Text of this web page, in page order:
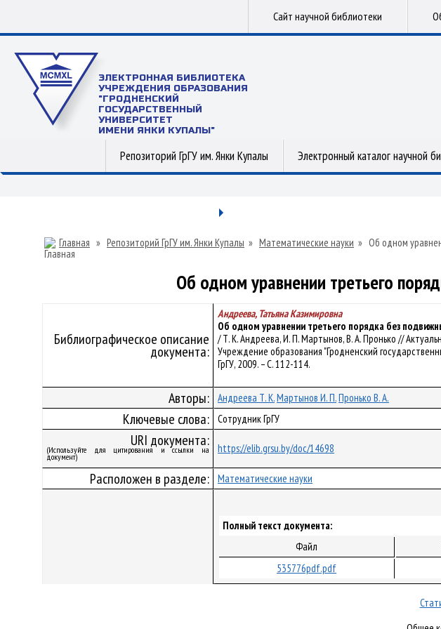
Сайт научной библиотеки
ЭЛЕКТРОННАЯ БИБЛИОТЕКА
УЧРЕЖДЕНИЯ ОБРАЗОВАНИЯ
"ГРОДНЕНСКИЙ
ГОСУДАРСТВЕННЫЙ
УНИВЕРСИТЕТ
ИМЕНИ ЯНКИ КУПАЛЫ"
Репозиторий ГрГУ им. Янки Купалы Электронный каталог научной
Главная » Репозиторий ГрГУ им. Янки Купалы » Математические науки » Об одном
Об одном уравнении третьего
Библиографическое описание
документа:
Андреева, Татьяна Казимировна
Об одном уравнении третьего порядка без
/ Т. К. Андреева, И. П. Мартынов, В. А. Пронько //
Учреждение образования "Гродненский
ГрГУ, 2009. – С. 112-114.
Авторы: Андреева Т. К.Мартынов И. П.Пронько В. А.
Ключевые слова: Сотрудник ГрГУ
URI документа:
(Используйте для цитирования и ссылки на
документ)
https://elib.grsu.by/doc/14698
Расположен в разделе: Математические науки
Полный текст документа:
Файл
535776pdf.pdf